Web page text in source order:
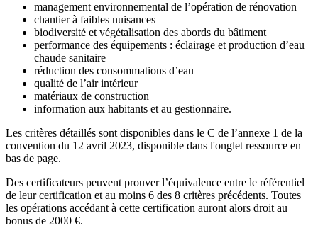
management environnemental de l’opération de rénovation
chantier à faibles nuisances
biodiversité et végétalisation des abords du bâtiment
performance des équipements : éclairage et production d’eau
chaude sanitaire
réduction des consommations d’eau
qualité de l’air intérieur
matériaux de construction
information aux habitants et au gestionnaire.
Les critères détaillés sont disponibles dans le C de l’annexe 1 de la
convention du 12 avril 2023, disponible dans l'onglet ressource en
bas de page.
Des certificateurs peuvent prouver l’équivalence entre le référentiel
de leur certification et au moins 6 des 8 critères précédents. Toutes
les opérations accédant à cette certification auront alors droit au
bonus de 2000 €.